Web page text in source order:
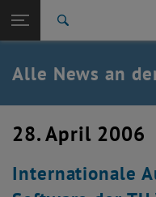
TU Login
Quicklinks
Quicklinks-Menü umschalten
Studium
Karriere
Zurück: Subseiten von TU
Zurück zur letzten Ebene:
TU Wien Startseite
Übersicht
Alle News an
28. April 2006
Internationale